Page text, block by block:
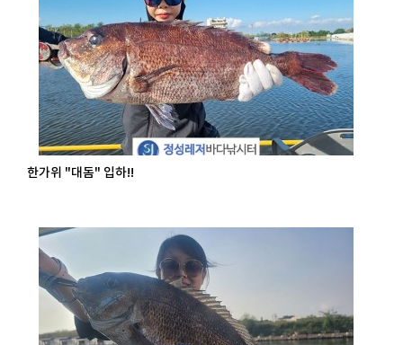
한가위 "대돔" 입하!!